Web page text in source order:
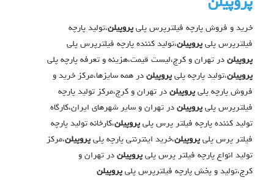
خرید و فروش پارچه فیلترپرس پلی پروپیلن،تولید پارچه
فیلترپرس پلی پروپیلن،تولید کننده پارچه فیلترپرس پلی
پروپیلن در تهران و کرج،لیست قیمت،هزینه و تعرفه پارچه پلی
پروپیلن،تولید پارچه پلی پروپیلن در همه سایزها،مرکز خرید و
فروش پارچه پلی پروپیلن در تهران و کرج،مرکز تولید پارچه
فیلترپرس پلی پروپیلن در تهران و سایر شهرهای ایران،کارگاه
تولید کننده پارچه فیلتر پرس پلی پروپیلن،کارخانه تولید پارچه
فیلتر پرس پلی پروپیلن،خرید اینترنتی پارچه پلی پروپیلن،مرکز
تولید انواع پارچه فیلتر پرس پلی پروپیلن در تهران و
کرج،تولید و پخش پارچه فیلترپرس پلی پروپیلن